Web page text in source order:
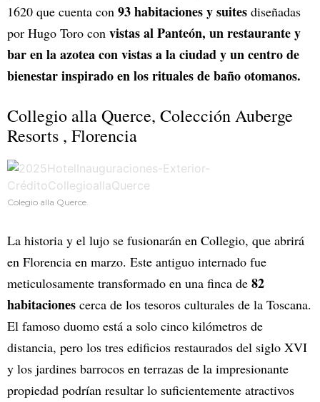
1620 que cuenta con 93 habitaciones y suites diseñadas
por Hugo Toro con vistas al Panteón, un restaurante y
bar en la azotea con vistas a la ciudad y un centro de
bienestar inspirado en los rituales de baño otomanos.
Collegio alla Querce, Colección Auberge
Resorts , Florencia
Colegio alla Querce.
La historia y el lujo se fusionarán en Collegio, que abrirá
en Florencia en marzo. Este antiguo internado fue
meticulosamente transformado en una finca de 82
habitaciones cerca de los tesoros culturales de la Toscana.
El famoso duomo está a solo cinco kilómetros de
distancia, pero los tres edificios restaurados del siglo XVI
y los jardines barrocos en terrazas de la impresionante
propiedad podrían resultar lo suficientemente atractivos